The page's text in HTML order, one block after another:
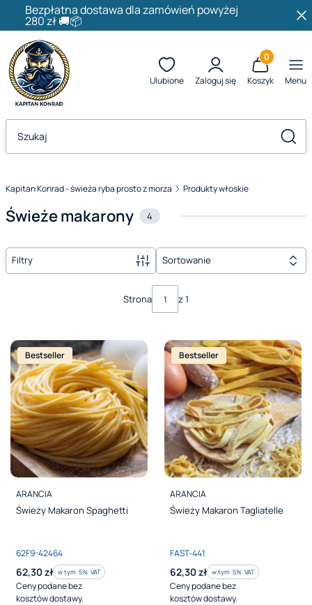
Bezpłatna dostawa dla zamówień powyżej
280 zł 🚚📦
Ulubione Zaloguj się
Produkty w
Koszyk Menu
Otwórz wyszukiwarkę
Kapitan Konrad - świeża ryba prosto z morza Produkty włoskie
Świeże makarony 4
Filtry Sortowanie
Strona z 1
Bestseller
PRODUCENT
ARANCIA
Świeży Makaron Spaghetti
Kod produktu
62F9-42464
Cena brutto
62,30 zł w tym %s VAT
w tym 5% VAT
Ceny podane bez
kosztów dostawy.
Bestseller
PRODUCENT
ARANCIA
Świeży Makaron Tagliatelle
Kod produktu
FAST-441
Cena brutto
62,30 zł w tym %s VAT
w tym 5% VAT
Ceny podane bez
kosztów dostawy.